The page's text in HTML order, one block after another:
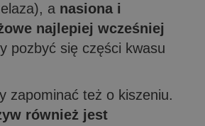
a nasiona i
najlepiej wcześniej
pozbyć się części kwasu
zapominać też o kiszeniu.
również jest